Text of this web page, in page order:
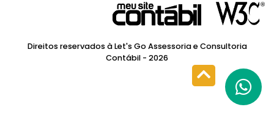
Direitos reservados à Let's Go Assessoria e Consultoria
Contábil - 2026